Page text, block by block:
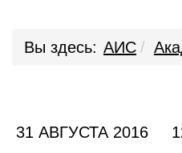
Вы здесь: АИС
31 АВГУСТА 2016